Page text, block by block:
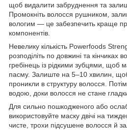
щоб видалити забруднення та
Промокніть волосся рушником,
вологим — це забезпечить краще
компонентів.
Невелику кількість Powerfoods
розподіліть по довжині та кінчиках
гребінець із рідкими зубцями, щоб
пасму. Залиште на 5–10 хвилин, щоб
проникли в структуру волосся.
водою, доки волосся не стане
Для сильно пошкодженого або
використовуйте маску двічі на
чисте, трохи підсушене волосся й